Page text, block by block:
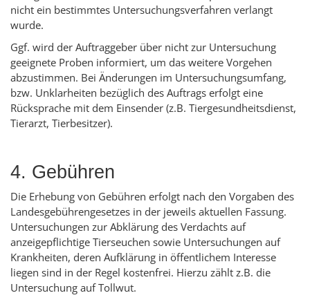
nicht ein bestimmtes Untersuchungsverfahren verlangt
wurde.
Ggf. wird der Auftraggeber über nicht zur Untersuchung
geeignete Proben informiert, um das weitere Vorgehen
abzustimmen. Bei Änderungen im Untersuchungsumfang,
bzw. Unklarheiten bezüglich des Auftrags erfolgt eine
Rücksprache mit dem Einsender (z.B. Tiergesundheitsdienst,
Tierarzt, Tierbesitzer).
4. Gebühren
Die Erhebung von Gebühren erfolgt nach den Vorgaben des
Landesgebührengesetzes in der jeweils aktuellen Fassung.
Untersuchungen zur Abklärung des Verdachts auf
anzeigepflichtige Tierseuchen sowie Untersuchungen auf
Krankheiten, deren Aufklärung in öffentlichem Interesse
liegen sind in der Regel kostenfrei. Hierzu zählt z.B. die
Untersuchung auf Tollwut.